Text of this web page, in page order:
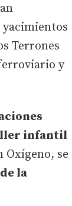
Terrones
y
infantil
Oxígeno, se
la